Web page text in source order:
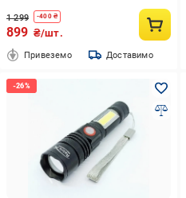
1 299 -400₴
899 ₴/шт.
Привеземо Доставимо